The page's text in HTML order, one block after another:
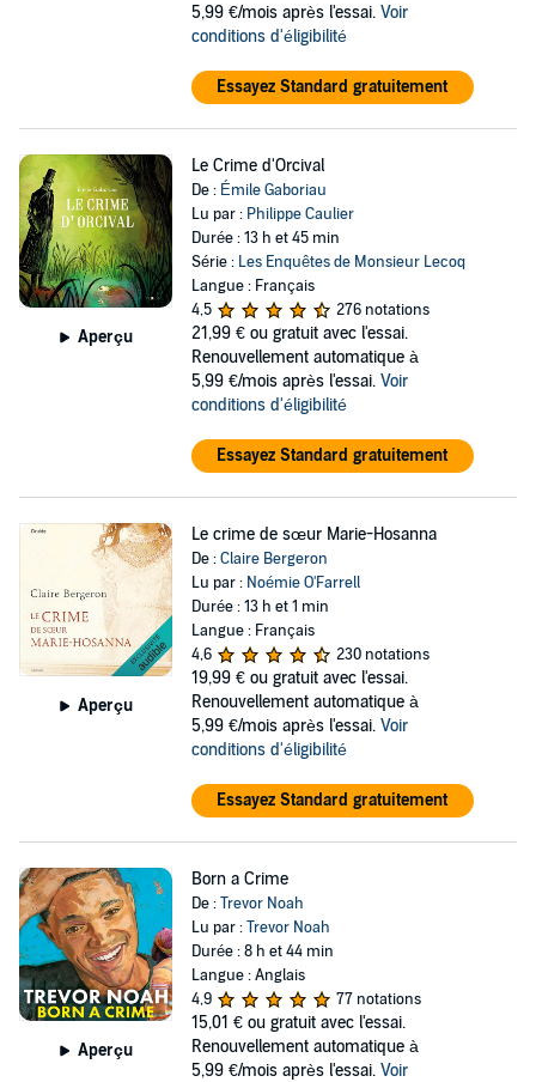
5,99 €/mois après l'essai. Voir
conditions d'éligibilité
Essayez Standard gratuitement
Aperçu
Le Crime d'Orcival
De : Émile Gaboriau
Lu par : Philippe Caulier
Durée : 13 h et 45 min
Série : Les Enquêtes de Monsieur Lecoq
Langue : Français
4,5
276 notations
21,99 € ou gratuit avec l'essai.
Renouvellement automatique à
5,99 €/mois après l'essai. Voir
conditions d'éligibilité
Essayez Standard gratuitement
Aperçu
Le crime de sœur Marie-Hosanna
De :Claire Bergeron
Lu par : Noémie O'Farrell
Durée : 13 h et 1 min
Langue : Français
4,6
230 notations
19,99 € ou gratuit avec l'essai.
Renouvellement automatique à
5,99 €/mois après l'essai. Voir
conditions d'éligibilité
Essayez Standard gratuitement
Aperçu
Born a Crime
De :Trevor Noah
Lu par :Trevor Noah
Durée : 8 h et 44 min
Langue : Anglais
4,9
77 notations
15,01 € ou gratuit avec l'essai.
Renouvellement automatique à
5,99 €/mois après l'essai. Voir